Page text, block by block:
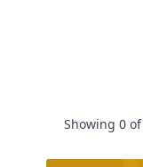
Showing 0 of